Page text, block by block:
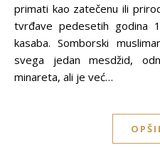
primati kao zatečenu ili
tvrđave pedesetih godina
kasaba. Somborski
svega jedan mesdžid,
minareta, ali je već…